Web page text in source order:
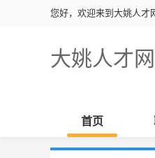
您好，欢迎来到大姚人才
大姚人才网
首页